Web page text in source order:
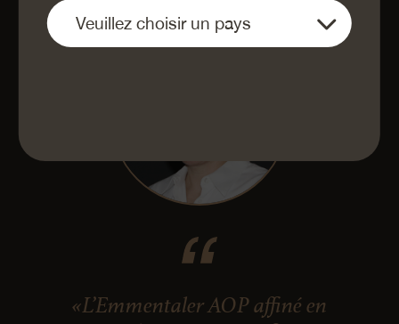
«L’Emmentaler AOP affiné en